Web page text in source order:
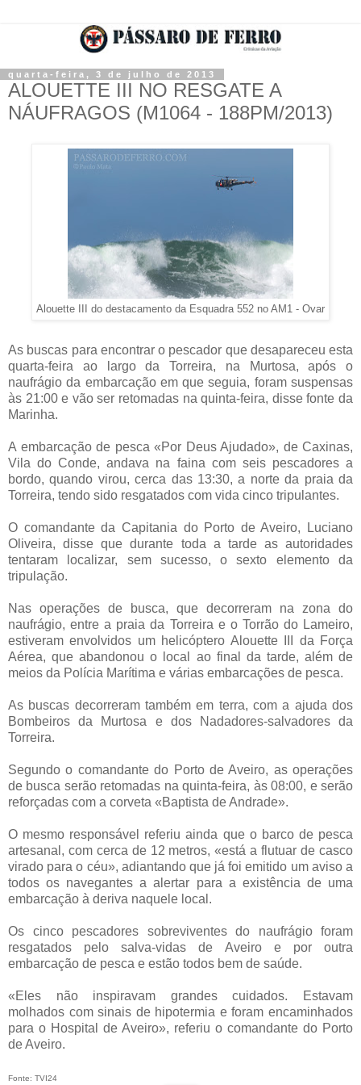
quarta-feira, 3 de julho de 2013
ALOUETTE III NO RESGATE A
NÁUFRAGOS (M1064 - 188PM/2013)
Alouette III do destacamento da Esquadra 552 no AM1 - Ovar
As buscas para encontrar o pescador que desapareceu esta
quarta-feira ao largo da Torreira, na Murtosa, após o
naufrágio da embarcação em que seguia, foram suspensas
às 21:00 e vão ser retomadas na quinta-feira, disse fonte da
Marinha.
A embarcação de pesca «Por Deus Ajudado», de Caxinas,
Vila do Conde, andava na faina com seis pescadores a
bordo, quando virou, cerca das 13:30, a norte da praia da
Torreira, tendo sido resgatados com vida cinco tripulantes.
O comandante da Capitania do Porto de Aveiro, Luciano
Oliveira, disse que durante toda a tarde as autoridades
tentaram localizar, sem sucesso, o sexto elemento da
tripulação.
Nas operações de busca, que decorreram na zona do
naufrágio, entre a praia da Torreira e o Torrão do Lameiro,
estiveram envolvidos um helicóptero Alouette III da Força
Aérea, que abandonou o local ao final da tarde, além de
meios da Polícia Marítima e várias embarcações de pesca.
As buscas decorreram também em terra, com a ajuda dos
Bombeiros da Murtosa e dos Nadadores-salvadores da
Torreira.
Segundo o comandante do Porto de Aveiro, as operações
de busca serão retomadas na quinta-feira, às 08:00, e serão
reforçadas com a corveta «Baptista de Andrade».
O mesmo responsável referiu ainda que o barco de pesca
artesanal, com cerca de 12 metros, «está a flutuar de casco
virado para o céu», adiantando que já foi emitido um aviso a
todos os navegantes a alertar para a existência de uma
embarcação à deriva naquele local.
Os cinco pescadores sobreviventes do naufrágio foram
resgatados pelo salva-vidas de Aveiro e por outra
embarcação de pesca e estão todos bem de saúde.
«Eles não inspiravam grandes cuidados. Estavam
molhados com sinais de hipotermia e foram encaminhados
para o Hospital de Aveiro», referiu o comandante do Porto
de Aveiro.
Fonte: TVI24